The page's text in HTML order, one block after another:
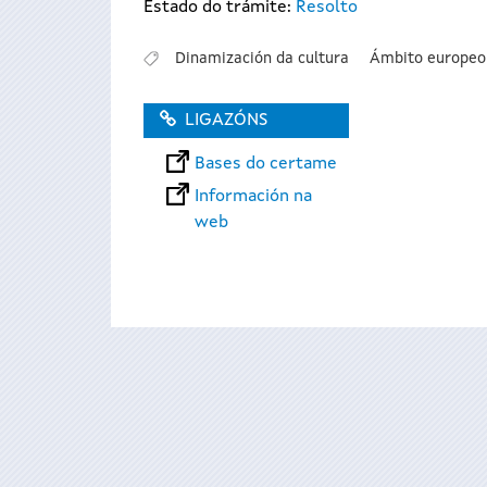
Estado do trámite: Resolto
Dinamización da cultura Ámbito europeo
LIGAZÓNS
Bases do certame
Información na
web